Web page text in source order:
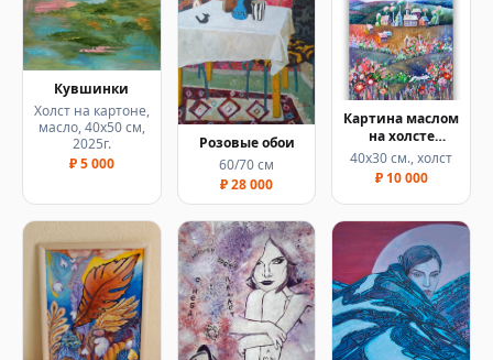
Кувшинки
Холст на картоне,
масло, 40х50 см,
2025г.
₽ 5 000
Розовые обои
60/70 см
₽ 28 000
Картина маслом
на холсте
"Сиреневый
рассвет"
40х30 см., холст
₽ 10 000